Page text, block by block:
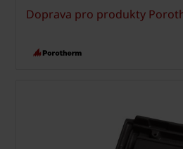
Doprava pro produkty